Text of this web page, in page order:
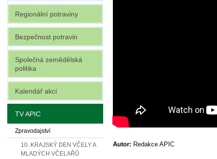
Autor: Redakce APIC
Regionální potraviny
Bezpečnost potravin
Společná zemědělská
politika
Kalendář akcí
TV APIC
Zpravodajství
10. KRAJSKÝ DEN VČELY A
MLADÝCH VČELAŘŮ